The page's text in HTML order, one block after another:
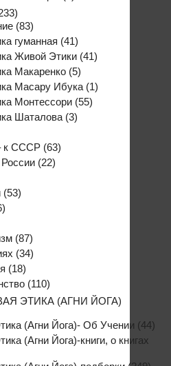
(83)
гуманная (41)
Живой Этики (41)
Макаренко (5)
Масару Ибука (1)
Монтессори (55)
Шаталова (3)
к СССР (63)
(22)
(53)
(87)
(34)
(18)
(110)
ЭТИКА (АГНИ ЙОГА)
(Агни Йога)- Об Учении (44)
(Агни Йога)-книги, о книгах